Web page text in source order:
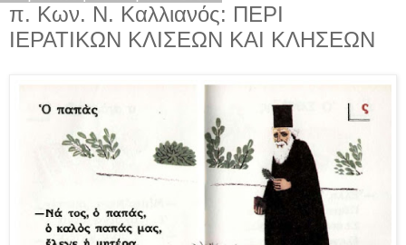
π. Κων. Ν. Καλλιανός: ΠΕΡΙ
ΙΕΡΑΤΙΚΩΝ ΚΛΙΣΕΩΝ ΚΑΙ ΚΛΗΣΕΩΝ